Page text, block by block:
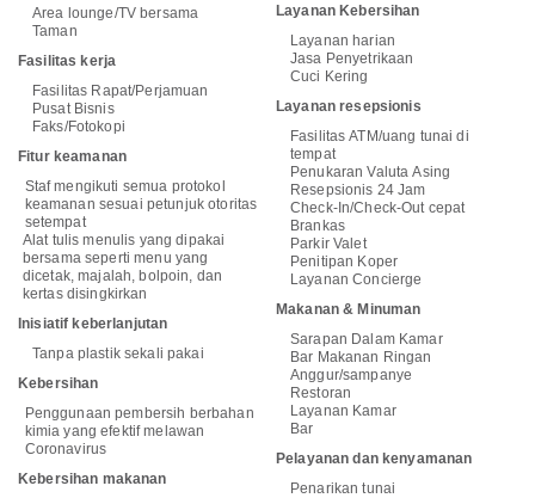
Area lounge/TV bersama
Taman
Fasilitas kerja
Fasilitas Rapat/Perjamuan
Pusat Bisnis
Faks/Fotokopi
Fitur keamanan
Staf mengikuti semua protokol
keamanan sesuai petunjuk otoritas
setempat
Alat tulis menulis yang dipakai
bersama seperti menu yang
dicetak, majalah, bolpoin, dan
kertas disingkirkan
Inisiatif keberlanjutan
Tanpa plastik sekali pakai
Kebersihan
Penggunaan pembersih berbahan
kimia yang efektif melawan
Coronavirus
Kebersihan makanan
Layanan Kebersihan
Layanan harian
Jasa Penyetrikaan
Cuci Kering
Layanan resepsionis
Fasilitas ATM/uang tunai di
tempat
Penukaran Valuta Asing
Resepsionis 24 Jam
Check-In/Check-Out cepat
Brankas
Parkir Valet
Penitipan Koper
Layanan Concierge
Makanan & Minuman
Sarapan Dalam Kamar
Bar Makanan Ringan
Anggur/sampanye
Restoran
Layanan Kamar
Bar
Pelayanan dan kenyamanan
Penarikan tunai